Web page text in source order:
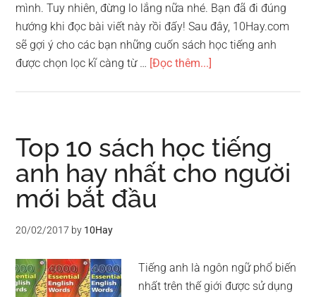
mình. Tuy nhiên, đừng lo lắng nữa nhé. Bạn đã đi đúng
hướng khi đọc bài viết này rồi đấy! Sau đây, 10Hay.com
sẽ gợi ý cho các bạn những cuốn sách học tiếng anh
được chọn lọc kĩ càng từ … [Đọc thêm...]
học
tiếng
anh
thử
Top 10 sách học tiếng
anh hay nhất cho người
mới bắt đầu
20/02/2017 by 10Hay
Tiếng anh là ngôn ngữ phổ biến
nhất trên thế giới được sử dụng